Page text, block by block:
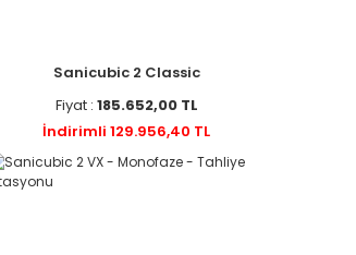
Sanicubic 2 Classic
Fiyat : 185.652,00 TL
İndirimli 129.956,40 TL